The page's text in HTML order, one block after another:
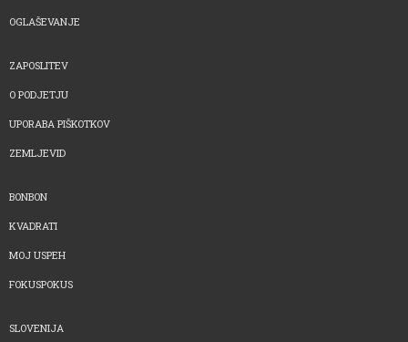
OGLAŠEVANJE
ZAPOSLITEV
O PODJETJU
UPORABA PIŠKOTKOV
ZEMLJEVID
BONBON
KVADRATI
MOJ USPEH
FOKUSPOKUS
SLOVENIJA